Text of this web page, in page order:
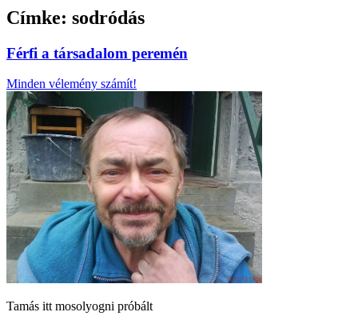
Címke: sodródás
Férfi a társadalom peremén
Minden vélemény számít!
Tamás itt mosolyogni próbált